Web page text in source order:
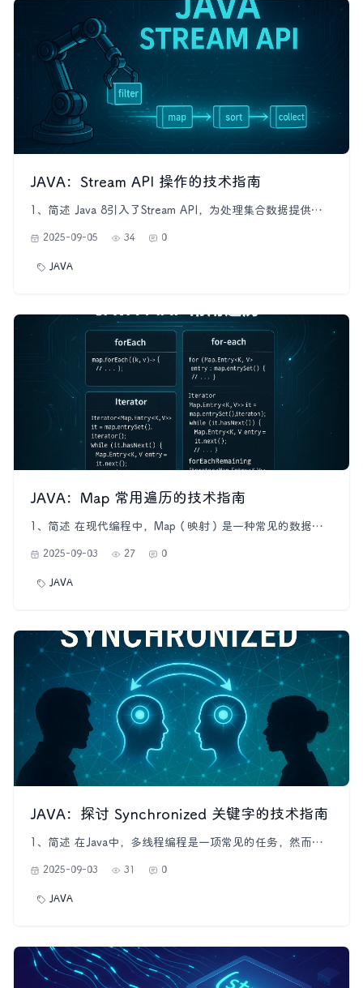
JAVA：Stream API 操作的技术指南
1、简述 Java 8引入了Stream API，为处理集合数据提供了
构，它允许你以一种声明性的方式处理数据集合。与传统的
集合操作不同，Stream并不是一个存储数据的数据结构，而
是在源数据集合上进行各种操作的视图。Stream API可以使
2025-09-05 34 0
JAVA
JAVA：Map 常用遍历的技术指南
1、简述 在现代编程中，Map（映射）是一种常见的数据结
的数据组织方式，但为了充分发挥其功能，我们需要了解多
种遍历方式。本文将深入探讨Map的不同遍历技术，以便开
发者能够根据实际需求选择最合适的遍历方式。 2、
2025-09-03 27 0
JAVA
JAVA：探讨 Synchronized 关键字的技术指南
1、简述 在Java中，多线程编程是一项常见的任务，然而，
Condition）和数据不一致性。为了解决这些问题，Java提供
了一种同步机制，即synchronized关键字。本文将深入探讨
Java中synchronized技术，介绍它的基本概念、用
2025-09-03 31 0
JAVA